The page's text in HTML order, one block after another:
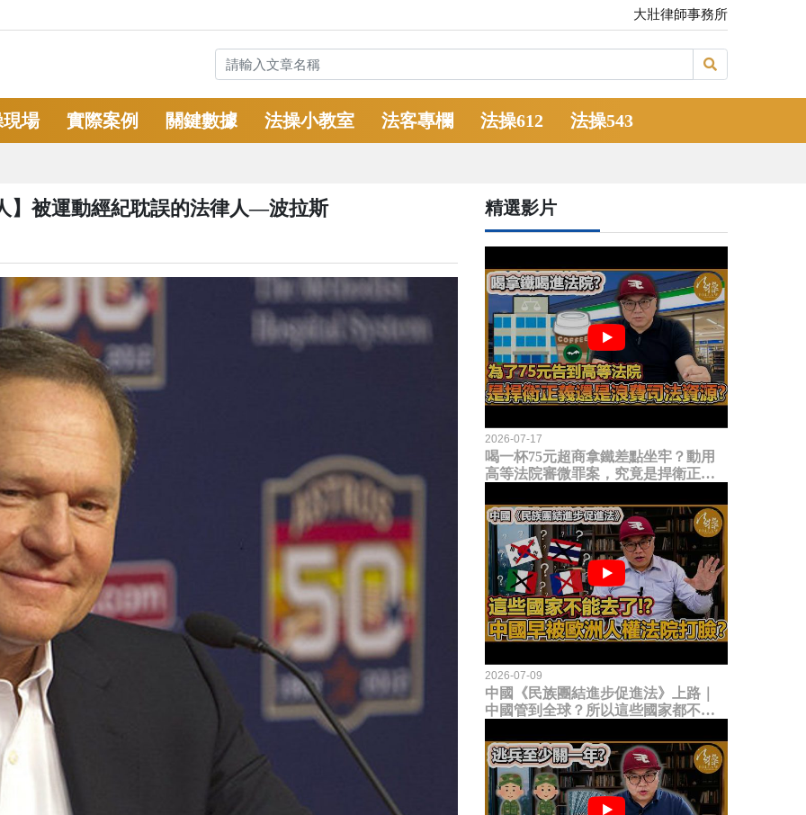
大壯律師事務所
場 實際案例 關鍵數據 法操小教室 法客專欄 法操612 法操543
】被運動經紀耽誤的法律人—波拉斯 精選影片
2026-07-17
喝一杯75元超商拿鐵差點坐牢？動用
高等法院審微罪案，究竟是捍衛正義
2026-07-09
中國《民族團結進步促進法》上路｜
中國管到全球？所以這些國家都不能
臉？